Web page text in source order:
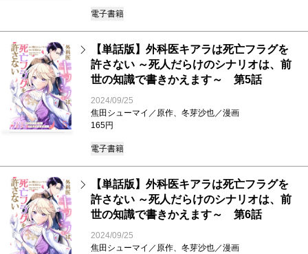
電子書籍
【単話版】外科医キアラは死亡フラグを
許さない ～死人だらけのシナリオは、前
世の知識で書きかえます～ 第5話
2024/09/25
焦田シューマイ／原作、冬芽沙也／漫画
165円
電子書籍
【単話版】外科医キアラは死亡フラグを
許さない ～死人だらけのシナリオは、前
世の知識で書きかえます～ 第6話
2024/09/25
焦田シューマイ／原作、冬芽沙也／漫画